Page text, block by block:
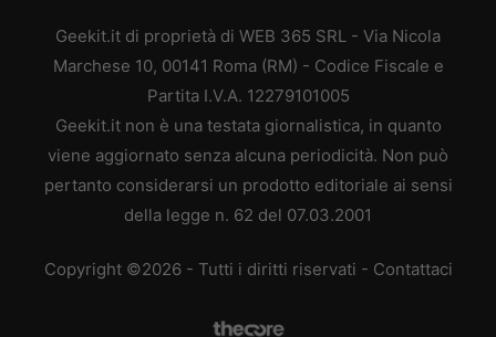
Geekit.it di proprietà di WEB 365 SRL - Via Nicola
Marchese 10, 00141 Roma (RM) - Codice Fiscale e
Partita I.V.A. 12279101005
Geekit.it non è una testata giornalistica, in quanto
viene aggiornato senza alcuna periodicità. Non può
pertanto considerarsi un prodotto editoriale ai sensi
della legge n. 62 del 07.03.2001
Copyright ©2026 - Tutti i diritti riservati - Contattaci